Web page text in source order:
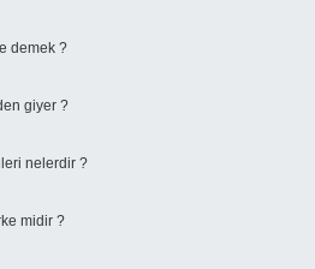
demek ?
giyer ?
nelerdir ?
midir ?